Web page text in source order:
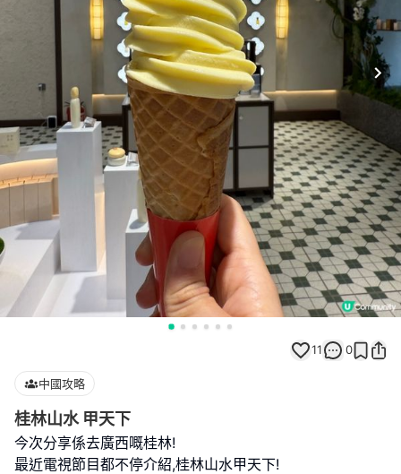
11 0
中國攻略
桂林山水 甲天下
今次分享係去廣西嘅桂林!
最近電視節目都不停介紹,桂林山水甲天下!